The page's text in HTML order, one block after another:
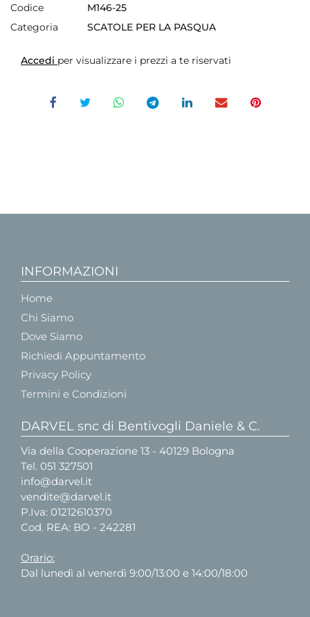
Codice
M146-25
Categoria
SCATOLE PER LA PASQUA
Accedi per visualizzare i prezzi a te riservati
INFORMAZIONI
Home
Chi Siamo
Dove Siamo
Richiedi Appuntamento
Privacy Policy
Termini e Condizioni
DARVEL snc di Bentivogli Daniele & C.
Via della Cooperazione 13 - 40129 Bologna
Tel. 051 327501
info@darvel.it
vendite@darvel.it
P.Iva: 01212610370
Cod. REA: BO - 242281
Orario:
Dal lunedì al venerdì 9:00/13:00 e 14:00/18:00